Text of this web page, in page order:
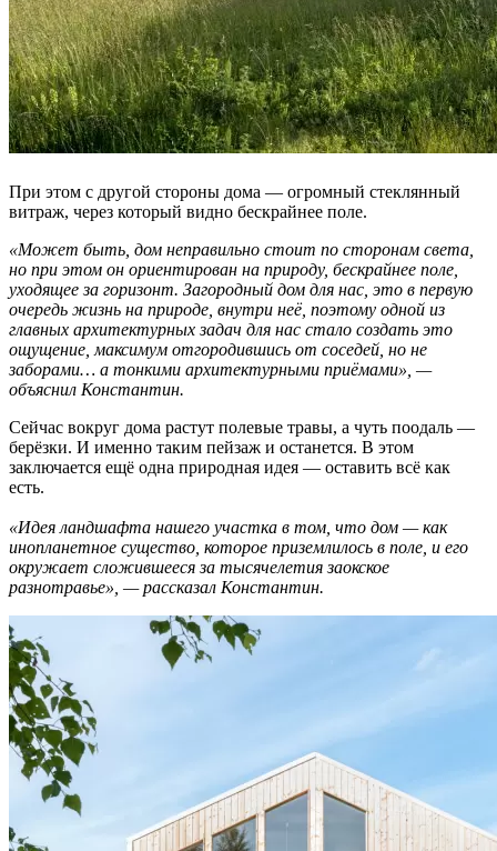
При этом с другой стороны дома — огромный стеклянный
витраж, через который видно бескрайнее поле.
«Может быть, дом неправильно стоит по сторонам света,
но при этом он ориентирован на природу, бескрайнее поле,
уходящее за горизонт. Загородный дом для нас, это в первую
очередь жизнь на природе, внутри неё, поэтому одной из
главных архитектурных задач для нас стало создать это
ощущение, максимум отгородившись от соседей, но не
заборами… а тонкими архитектурными приёмами», —
объяснил Константин.
Сейчас вокруг дома растут полевые травы, а чуть поодаль —
берёзки. И именно таким пейзаж и останется. В этом
заключается ещё одна природная идея — оставить всё как
есть.
«Идея ландшафта нашего участка в том, что дом — как
инопланетное существо, которое приземлилось в поле, и его
окружает сложившееся за тысячелетия заокское
разнотравье», — рассказал Константин.